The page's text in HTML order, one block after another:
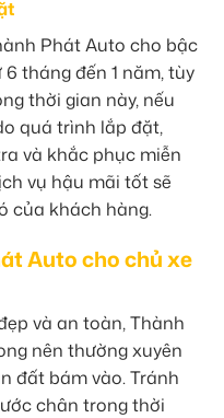
Phát Auto cho bậc
tháng đến 1 năm, tùy
thời gian này, nếu
quá trình lắp đặt,
và khắc phục miễn
vụ hậu mãi tốt sẽ
của khách hàng.
Auto cho chủ xe
và an toàn, Thành
nên thường xuyên
đất bám vào. Tránh
chân trong thời